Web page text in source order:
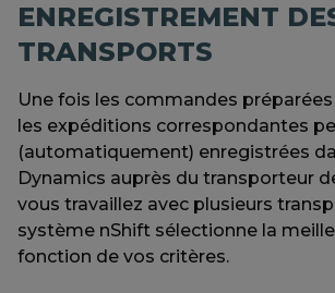
ENREGISTREMENT
TRANSPORTS
Une fois les commandes
les expéditions correspondantes
(automatiquement) enregistrées
Dynamics auprès du transporteur
vous travaillez avec plusieurs
système nShift sélectionne la
fonction de vos critères.